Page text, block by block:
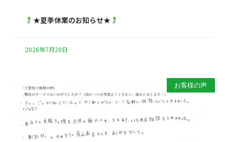
★夏季休業のお知らせ★
2026年7月20日
お客様の声